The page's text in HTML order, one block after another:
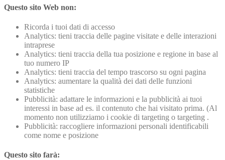
Questo sito Web non:
Ricorda i tuoi dati di accesso
Analytics: tieni traccia delle pagine visitate e delle interazioni
intraprese
Analytics: tieni traccia della tua posizione e regione in base al
tuo numero IP
Analytics: tieni traccia del tempo trascorso su ogni pagina
Analytics: aumentare la qualità dei dati delle funzioni
statistiche
Pubblicità: adattare le informazioni e la pubblicità ai tuoi
interessi in base ad es. il contenuto che hai visitato prima. (Al
momento non utilizziamo i cookie di targeting o targeting .
Pubblicità: raccogliere informazioni personali identificabili
come nome e posizione
Questo sito farà: